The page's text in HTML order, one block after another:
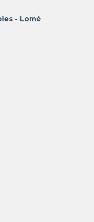
- Lomé